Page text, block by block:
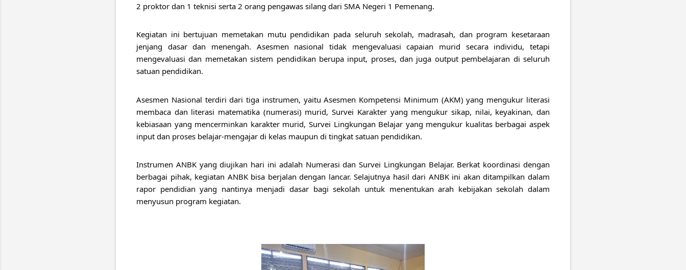
2 proktor dan 1 teknisi serta 2 orang pengawas silang dari SMA Negeri 1 Pemenang.
Kegiatan ini bertujuan memetakan mutu pendidikan pada seluruh sekolah, madrasah, dan program kesetaraan
jenjang dasar dan menengah. Asesmen nasional tidak mengevaluasi capaian murid secara individu, tetapi
mengevaluasi dan memetakan sistem pendidikan berupa input, proses, dan juga output pembelajaran di seluruh
satuan pendidikan.
Asesmen Nasional terdiri dari tiga instrumen, yaitu Asesmen Kompetensi Minimum (AKM) yang mengukur literasi
membaca dan literasi matematika (numerasi) murid, Survei Karakter yang mengukur sikap, nilai, keyakinan, dan
kebiasaan yang mencerminkan karakter murid, Survei Lingkungan Belajar yang mengukur kualitas berbagai aspek
input dan proses belajar-mengajar di kelas maupun di tingkat satuan pendidikan.
Instrumen ANBK yang diujikan hari ini adalah Numerasi dan Survei Lingkungan Belajar. Berkat koordinasi dengan
berbagai pihak, kegiatan ANBK bisa berjalan dengan lancar. Selajutnya hasil dari ANBK ini akan ditampilkan dalam
rapor pendidian yang nantinya menjadi dasar bagi sekolah untuk menentukan arah kebijakan sekolah dalam
menyusun program kegiatan.